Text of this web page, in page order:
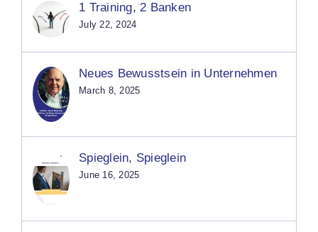
1 Training, 2 Banken
July 22, 2024
Neues Bewusstsein in Unternehmen
March 8, 2025
Spieglein, Spieglein
June 16, 2025